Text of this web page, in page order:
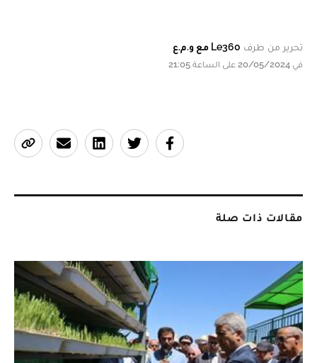
تحرير من طرف Le360 مع و.م.ع
في 20/05/2024 على الساعة 21:05
مقالات ذات صلة